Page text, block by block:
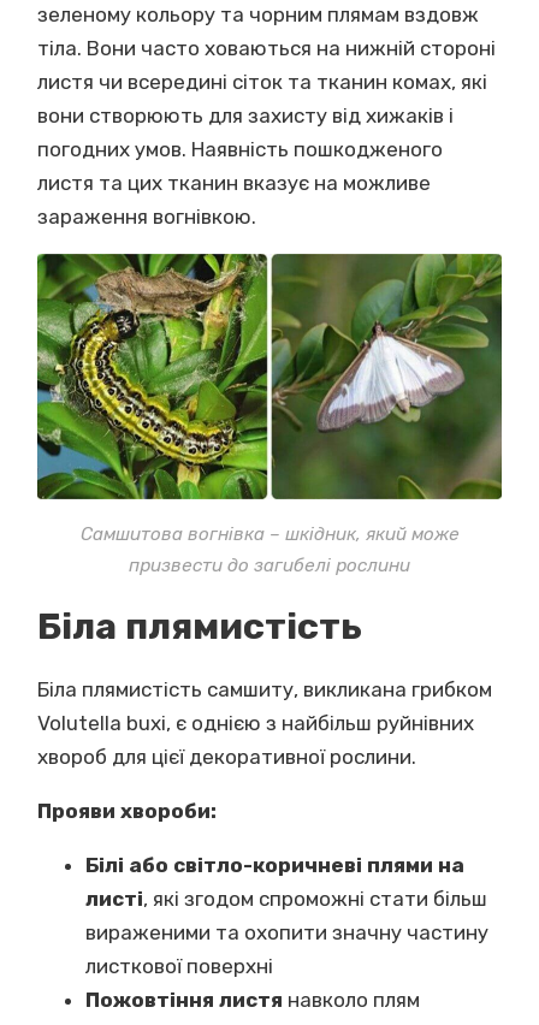
зеленому кольору та чорним плямам вздовж
тіла. Вони часто ховаються на нижній стороні
листя чи всередині сіток та тканин комах, які
вони створюють для захисту від хижаків і
погодних умов. Наявність пошкодженого
листя та цих тканин вказує на можливе
зараження вогнівкою.
Самшитова вогнівка – шкідник, який може
призвести до загибелі рослини
Біла плямистість
Біла плямистість самшиту, викликана грибком
Volutella buxi, є однією з найбільш руйнівних
хвороб для цієї декоративної рослини.
Прояви хвороби:
Білі або світло-коричневі плями на
листі, які згодом спроможні стати більш
вираженими та охопити значну частину
листкової поверхні
Пожовтіння листя навколо плям